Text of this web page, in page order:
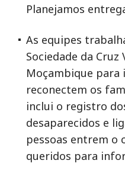
Planejamos
As equipes
Sociedade da Cruz
Moçambique para
reconectem os
inclui o registro
desaparecidos e
pessoas entrem o
queridos para